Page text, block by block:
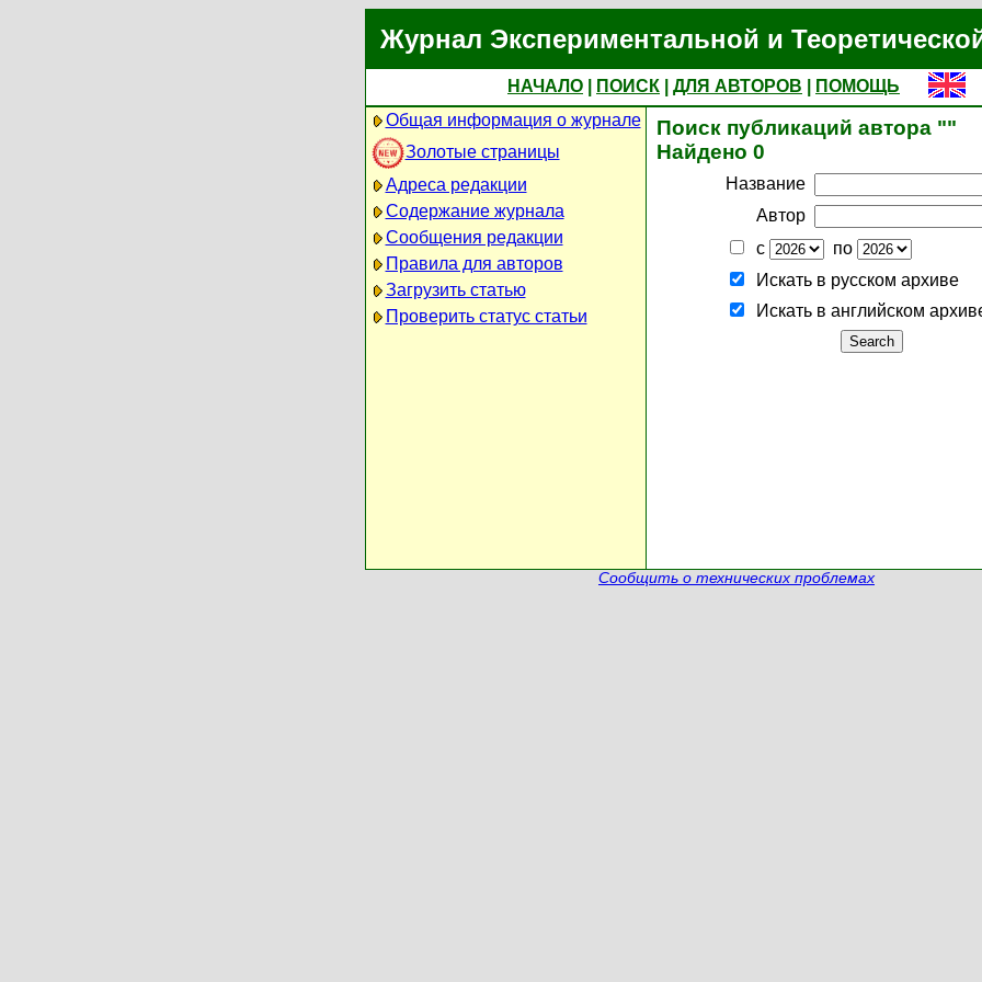
Журнал Экспериментальной и
НАЧАЛО ПОИСК ДЛЯ АВТОРОВ
ПОМОЩЬ
Общая информация о журнале
Золотые страницы
Адреса редакции
Содержание журнала
Сообщения редакции
Правила для авторов
Загрузить статью
Проверить статус статьи
Поиск публикаций автора ""
Найдено 0
Название
Автор
с
по
Искать в русском архиве
Искать в английском
Сообщить о технических проблемах